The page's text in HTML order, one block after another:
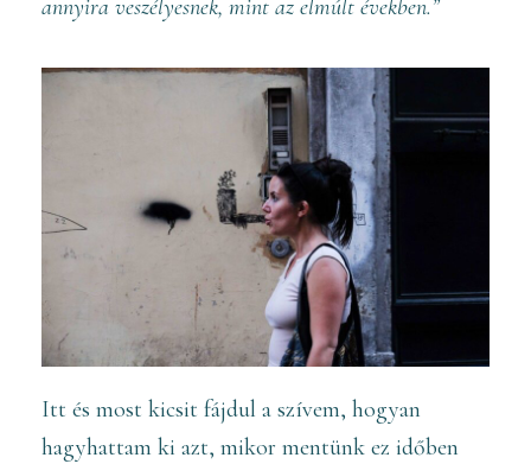
annyira veszélyesnek, mint az elmúlt években.”
Itt és most kicsit fájdul a szívem, hogyan
hagyhattam ki azt, mikor mentünk ez időben